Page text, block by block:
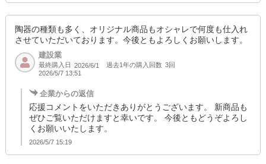
陶器の種類も多く、オリジナル商品もオシャレで何度も仕入れ
させていただいております。今後ともよろしくお願いします。
建設業
最終購入日 2026/6/1 過去1年の購入回数 3回
2026/5/7 13:51
企業からの返信
応援コメントをいただきありがとうございます。 新商品も
ぜひご覧いただけますと幸いです。 今後ともどうぞよろし
くお願いいたします。
2026/5/7 15:19